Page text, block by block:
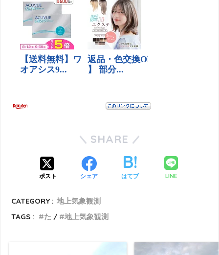
SHARE
ポスト シェア はてブ LINE
CATEGORY : 地上気象観測
TAGS :
た 地上気象観測